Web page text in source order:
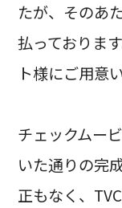
たが、そのあ
払っておりま
ト様にご用意
チェックムー
いた通りの完
正もなく、